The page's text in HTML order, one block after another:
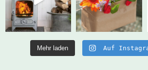
Mehr laden Auf